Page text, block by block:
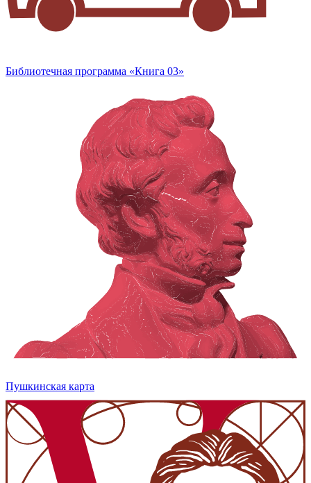
Библиотечная программа «Книга 03»
Пушкинская карта